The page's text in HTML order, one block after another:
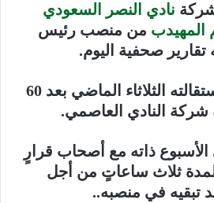
نادي النصر السعودي
المهيدب من منصب رئيس
تقارير صحفية اليوم.
“المهيدب” تقدَّم باستقالته الثلاثاء الماضي بعد 60
شركة النادي العاصمي.
ذاته مع أصحاب قرارٍ
ثلاث ساعاتٍ من أجل
تبقيه في منصبه..